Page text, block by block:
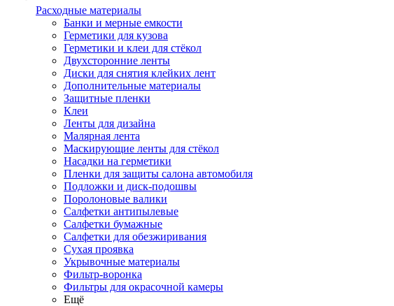
Расходные материалы
Банки и мерные емкости
Герметики для кузова
Герметики и клеи для стёкол
Двухсторонние ленты
Диски для снятия клейких лент
Дополнительные материалы
Защитные пленки
Клеи
Ленты для дизайна
Малярная лента
Маскирующие ленты для стёкол
Насадки на герметики
Пленки для защиты салона автомобиля
Подложки и диск-подошвы
Поролоновые валики
Салфетки антипылевые
Салфетки бумажные
Салфетки для обезжиривания
Сухая проявка
Укрывочные материалы
Фильтр-воронка
Фильтры для окрасочной камеры
Ещё